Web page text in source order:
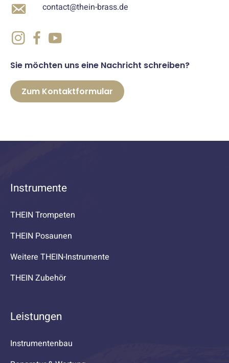
contact@thein-brass.de
Sie möchten uns eine Nachricht schreiben?
Zum Kontaktformular
Instrumente
THEIN Trompeten
THEIN Posaunen
Weitere THEIN-Instrumente
THEIN Zubehör
Leistungen
Instrumentenbau